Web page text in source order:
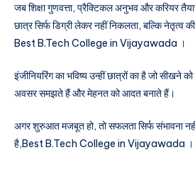
जब शिक्षा गुणवत्ता, प्रैक्टिकल अनुभव और करियर
छात्र सिर्फ डिग्री लेकर नहीं निकलता, बल्कि नेतृत्व
Best B.Tech College in Vijayawada ।
इंजीनियरिंग का भविष्य उन्हीं छात्रों का है जो सीखने
अवसर समझते हैं और मेहनत को आदत बनाते हैं।
अगर शुरुआत मजबूत हो, तो सफलता सिर्फ संभावना
है,Best B.Tech College in Vijayawada ।